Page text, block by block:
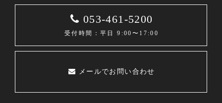
053-461-5200
受付時間：平日 9:00〜17:00
メールでお問い合わせ